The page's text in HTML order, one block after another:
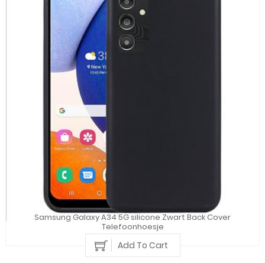
Samsung Galaxy A34 5G silicone Zwart Back Cover
Telefoonhoesje
Add To Cart